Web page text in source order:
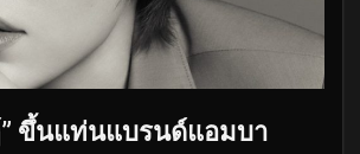
ขึ้นแท่นแบรนด์แอมบา